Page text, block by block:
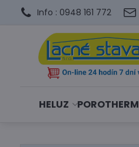
Info : 0948 161 772
HELUZ POROTHERM